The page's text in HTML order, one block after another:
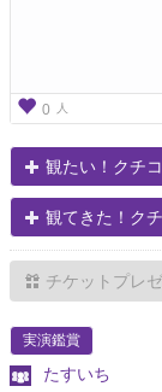
0 人
観たい！クチ
観てきた！ク
チケットプレ
実演鑑賞
たすいち